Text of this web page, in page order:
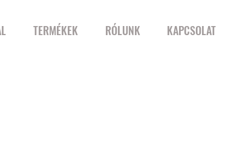
TERMÉKEK RÓLUNK KAPCSOLAT